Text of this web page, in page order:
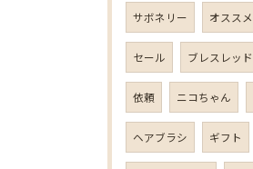
サボネリー オススメ
セール ブレスレッド
依頼 ニコちゃん
ヘアブラシ ギフト